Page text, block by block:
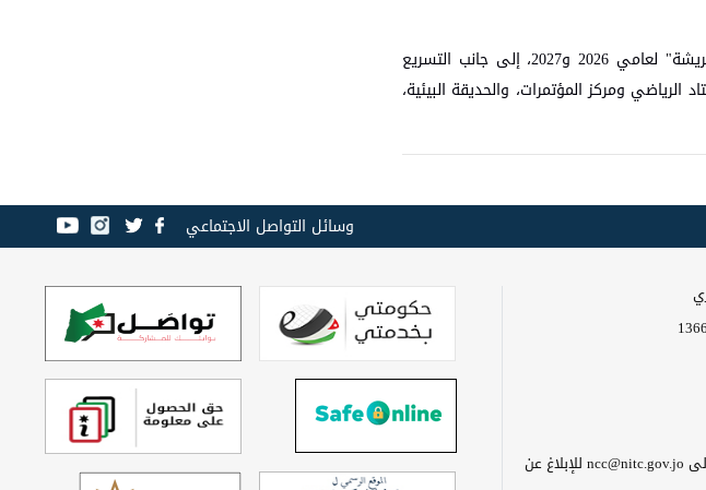
وأشار الوزير شحادة إلى الخطوات التنفيذية لمشروع سكة الحديد وتخصيص موازنة واضحة لـ "مشروع غاز الريشة" لعامي 2026 و2027، إلى جانب التسريع
ومركز المؤتمرات، والحديقة البيئية،
وسائل التواصل الاجتماعي
يرجى الاتصال على 065008080 أو إرسال بريد إلكتروني إلى ncc@nitc.gov.jo للإبلاغ عن